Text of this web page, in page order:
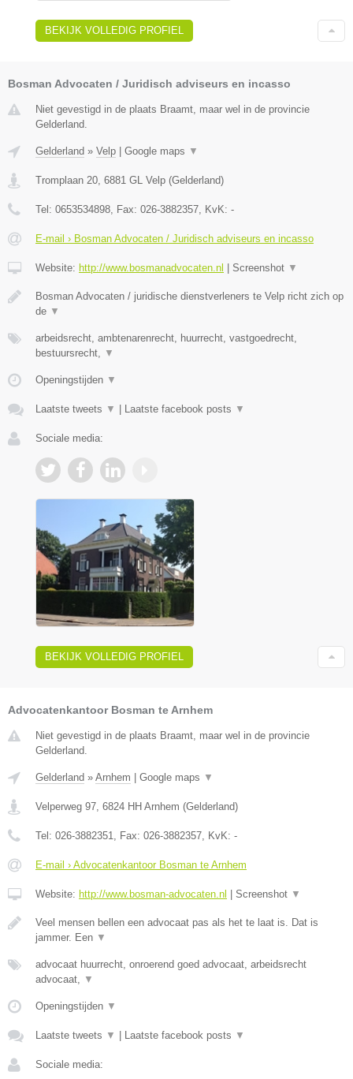
BEKIJK VOLLEDIG PROFIEL
Bosman Advocaten / Juridisch adviseurs en incasso
Niet gevestigd in de plaats Braamt, maar wel in de provincie
Gelderland.
Gelderland » Velp Google maps ▼
Tromplaan 20, 6881 GL Velp (Gelderland)
Tel: 0653534898, Fax: 026-3882357, KvK: -
E-mail › Bosman Advocaten / Juridisch adviseurs en incasso
Website: http://www.bosmanadvocaten.nl Screenshot ▼
Bosman Advocaten / juridische dienstverleners te Velp richt zich op
de ▼
arbeidsrecht, ambtenarenrecht, huurrecht, vastgoedrecht,
bestuursrecht, ▼
Openingstijden ▼
Laatste tweets ▼ Laatste facebook posts ▼
Sociale media:
BEKIJK VOLLEDIG PROFIEL
Advocatenkantoor Bosman te Arnhem
Niet gevestigd in de plaats Braamt, maar wel in de provincie
Gelderland.
Gelderland » Arnhem | Google maps ▼
Velperweg 97 6824 HH Arnhem (Gelderland)
Tel: 026-3882351 , Fax: 026-3882357 , KvK: -
E-mail › Advocatenkantoor Bosman te Arnhem
Website: http://www.bosman-advocaten.nl | Screenshot ▼
Veel mensen bellen een advocaat pas als het te laat is. Dat is
jammer. Een ▼
advocaat huurrecht, onroerend goed advocaat, arbeidsrecht
advocaat,
▼
Openingstijden ▼
Laatste tweets ▼ | Laatste facebook posts ▼
Sociale media: